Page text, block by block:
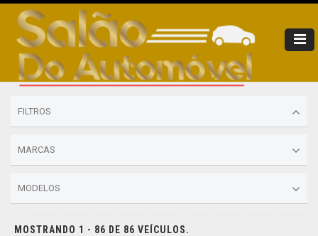
FILTROS
MARCAS
MODELOS
MOSTRANDO 1 - 86 DE 86 VEÍCULOS.